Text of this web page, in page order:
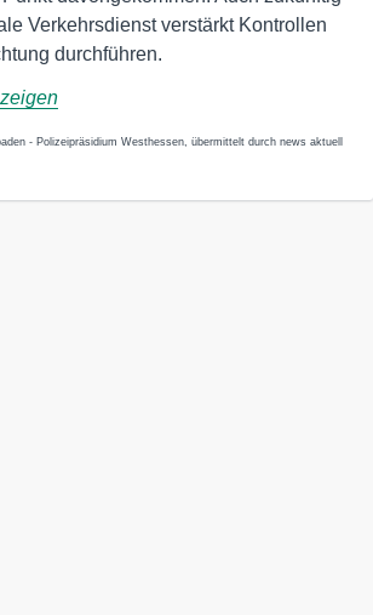
Verkehrsdienst verstärkt Kontrollen
durchführen.
- Polizeipräsidium Westhessen, übermittelt durch news aktuell